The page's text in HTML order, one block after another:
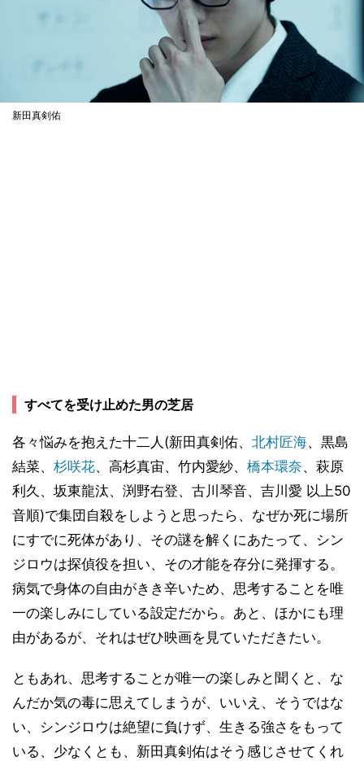
新田真剣佑
すべてを受け止めた男の芝居
各々悩みを抱えた十二人(新田真剣佑、 北村匠海、黒島
結菜、 杉咲花、高杉真宙、竹内愛紗、 橋本環奈、萩原
利久、坂東龍汰、渕野右登、古川琴音、吉川愛 以上50
音順)で集団自殺をしようと思ったら、なぜか死に場所
にすでに死体があり、その謎を解くにあたって、シン
ジロウは探偵役を担い、その才能を存分に発揮する。
病気で身体の自由がきき辛いため、思考することを唯
一の楽しみにしている設定だから。あと、ほかにも理
由があるが、それはぜひ映画を見ていただきたい。
ともあれ、思考することが唯一の楽しみと聞くと、な
んだか気の毒に思えてしまうが、いいえ、そうではな
い、シンジロウは絶望に負けず、生きる強さをもって
いる、少なくとも、新田真剣佑はそう感じさせてくれ